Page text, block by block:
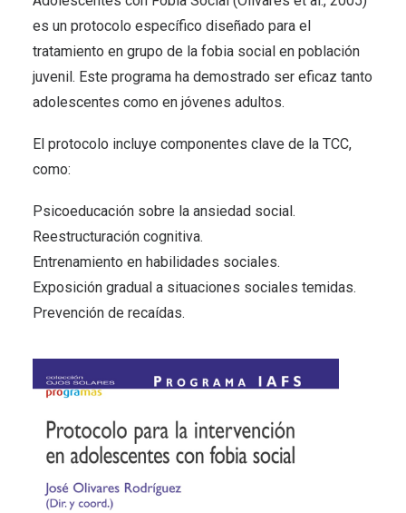
es un protocolo específico diseñado para el
tratamiento en grupo de la fobia social en población
juvenil. Este programa ha demostrado ser eficaz tanto
adolescentes como en jóvenes adultos.
El protocolo incluye componentes clave de la TCC,
como:
Psicoeducación sobre la ansiedad social.
Reestructuración cognitiva.
Entrenamiento en habilidades sociales.
Exposición gradual a situaciones sociales temidas.
Prevención de recaídas.